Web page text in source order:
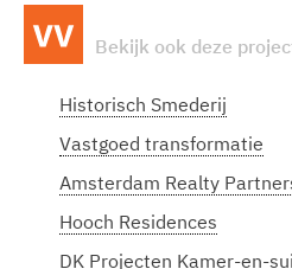
Bekijk ook deze
Historisch Smederij
Vastgoed transformatie
Amsterdam Realty
Hooch Residences
DK Projecten Kamer-en-